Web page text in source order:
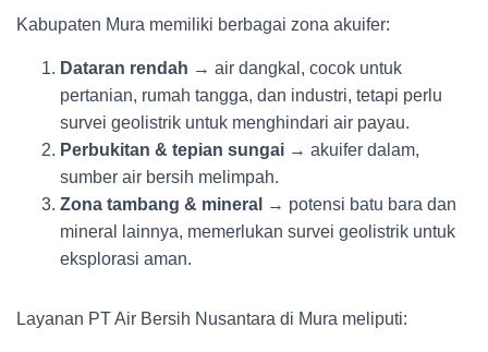
Kabupaten Mura memiliki berbagai zona akuifer:
Dataran rendah → air dangkal, cocok untuk
pertanian, rumah tangga, dan industri, tetapi perlu
survei geolistrik untuk menghindari air payau.
Perbukitan & tepian sungai → akuifer dalam,
sumber air bersih melimpah.
Zona tambang & mineral
→ potensi batu bara dan
mineral lainnya, memerlukan survei geolistrik untuk
eksplorasi aman.
Layanan PT Air Bersih Nusantara di Mura meliputi: